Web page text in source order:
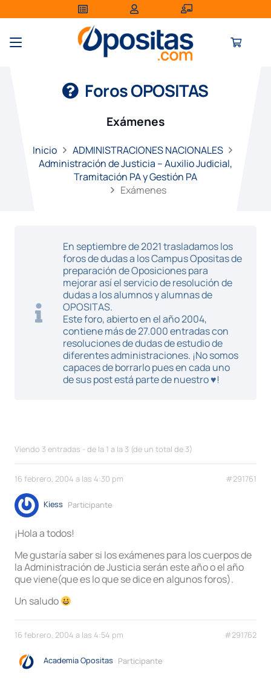
Foros OPOSITAS
Exámenes
Inicio
ADMINISTRACIONES NACIONALES
Administración de Justicia – Auxilio Judicial,
Tramitación PA y Gestión PA
Exámenes
En septiembre de 2021 trasladamos los
foros de dudas a los Campus Opositas de
preparación de Oposiciones para
mejorar así el servicio de resolución de
dudas a los alumnos y alumnas de
OPOSITAS.
Este foro, abierto en el año 2004,
contiene más de 27.000 entradas con
resoluciones de dudas de estudio de
diferentes administraciones. ¡No somos
capaces de borrarlo pues en cada uno
de sus post está parte de nuestro ♥!
Viendo 3 entradas - de la 1 a la 3 (de un total de 3)
16 febrero, 2004 a las 4:30 pm #291761
Kiess Participante
¡Hola a todos!
Me gustaría saber si los exámenes para los cuerpos de
la Administración de Justicia serán este año o el año
que viene(que es lo que se dice en algunos foros).
Un saludo
16 febrero, 2004 a las 4:54 pm #291762
Academia Opositas Participante